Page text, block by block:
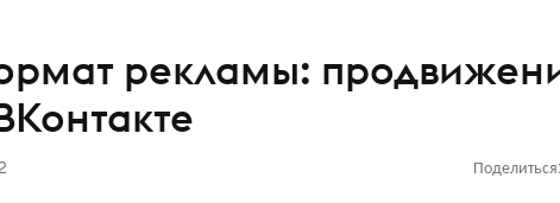
рекламы:
Поделиться: